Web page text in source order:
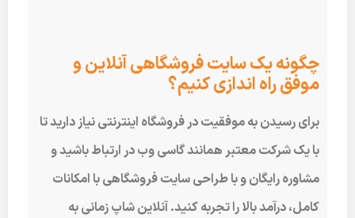
چگونه یک سایت فروشگاهی آنلاین و
موفق راه اندازی کنیم؟
برای رسیدن به موفقیت در فروشگاه اینترنتی نیاز دارید تا
با یک شرکت معتبر همانند گاسی وب در ارتباط باشید و
مشاوره رایگان و با طراحی سایت فروشگاهی با امکانات
کامل، درآمد بالا را تجربه کنید. آنلاین شاپ زمانی به